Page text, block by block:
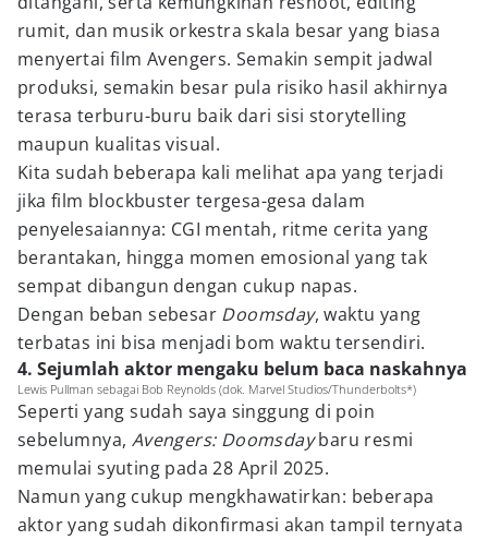
rumit, dan musik orkestra skala besar yang biasa
menyertai film Avengers. Semakin sempit jadwal
produksi, semakin besar pula risiko hasil akhirnya
terasa terburu-buru baik dari sisi storytelling
maupun kualitas visual.
Kita sudah beberapa kali melihat apa yang terjadi
jika film blockbuster tergesa-gesa dalam
penyelesaiannya: CGI mentah, ritme cerita yang
berantakan, hingga momen emosional yang tak
sempat dibangun dengan cukup napas.
Dengan beban sebesar Doomsday, waktu yang
terbatas ini bisa menjadi bom waktu tersendiri.
4. Sejumlah aktor mengaku belum baca naskahnya
Lewis Pullman sebagai Bob Reynolds (dok. Marvel Studios/Thunderbolts*)
Seperti yang sudah saya singgung di poin
sebelumnya, Avengers: Doomsdaybaru resmi
memulai syuting pada 28 April 2025.
Namun yang cukup mengkhawatirkan: beberapa
aktor yang sudah dikonfirmasi akan tampil ternyata